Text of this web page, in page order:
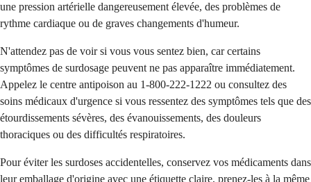
une pression artérielle dangereusement élevée, des problèmes de
rythme cardiaque ou de graves changements d'humeur.
N'attendez pas de voir si vous vous sentez bien, car certains
symptômes de surdosage peuvent ne pas apparaître immédiatement.
Appelez le centre antipoison au 1-800-222-1222 ou consultez des
soins médicaux d'urgence si vous ressentez des symptômes tels que des
étourdissements sévères, des évanouissements, des douleurs
thoraciques ou des difficultés respiratoires.
Pour éviter les surdoses accidentelles, conservez vos médicaments dans
leur emballage d'origine avec une étiquette claire, prenez-les à la même